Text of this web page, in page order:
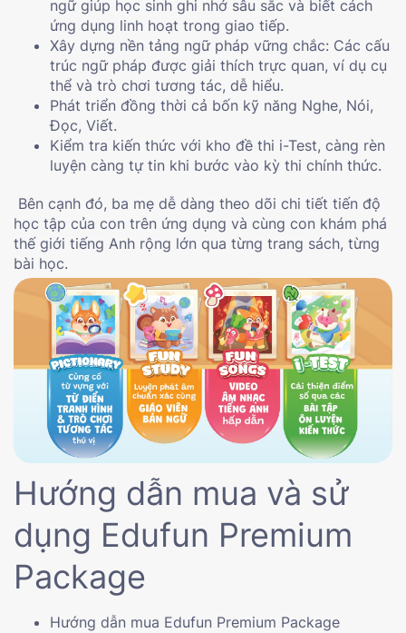
ngữ giúp học sinh ghi nhớ sâu sắc và biết cách
ứng dụng linh hoạt trong giao tiếp.
Xây dựng nền tảng ngữ pháp vững chắc: Các cấu
trúc ngữ pháp được giải thích trực quan, ví dụ cụ
thể và trò chơi tương tác, dễ hiểu.
Phát triển đồng thời cả bốn kỹ năng Nghe, Nói,
Đọc, Viết.
Kiểm tra kiến thức với kho đề thi i-Test, càng rèn
luyện càng tự tin khi bước vào kỳ thi chính thức.
Bên cạnh đó, ba mẹ dễ dàng theo dõi chi tiết tiến độ
học tập của con trên ứng dụng và cùng con khám phá
thế giới tiếng Anh rộng lớn qua từng trang sách, từng
bài học.
Hướng dẫn mua và sử
dụng Edufun Premium
Package
Hướng dẫn mua Edufun Premium Package